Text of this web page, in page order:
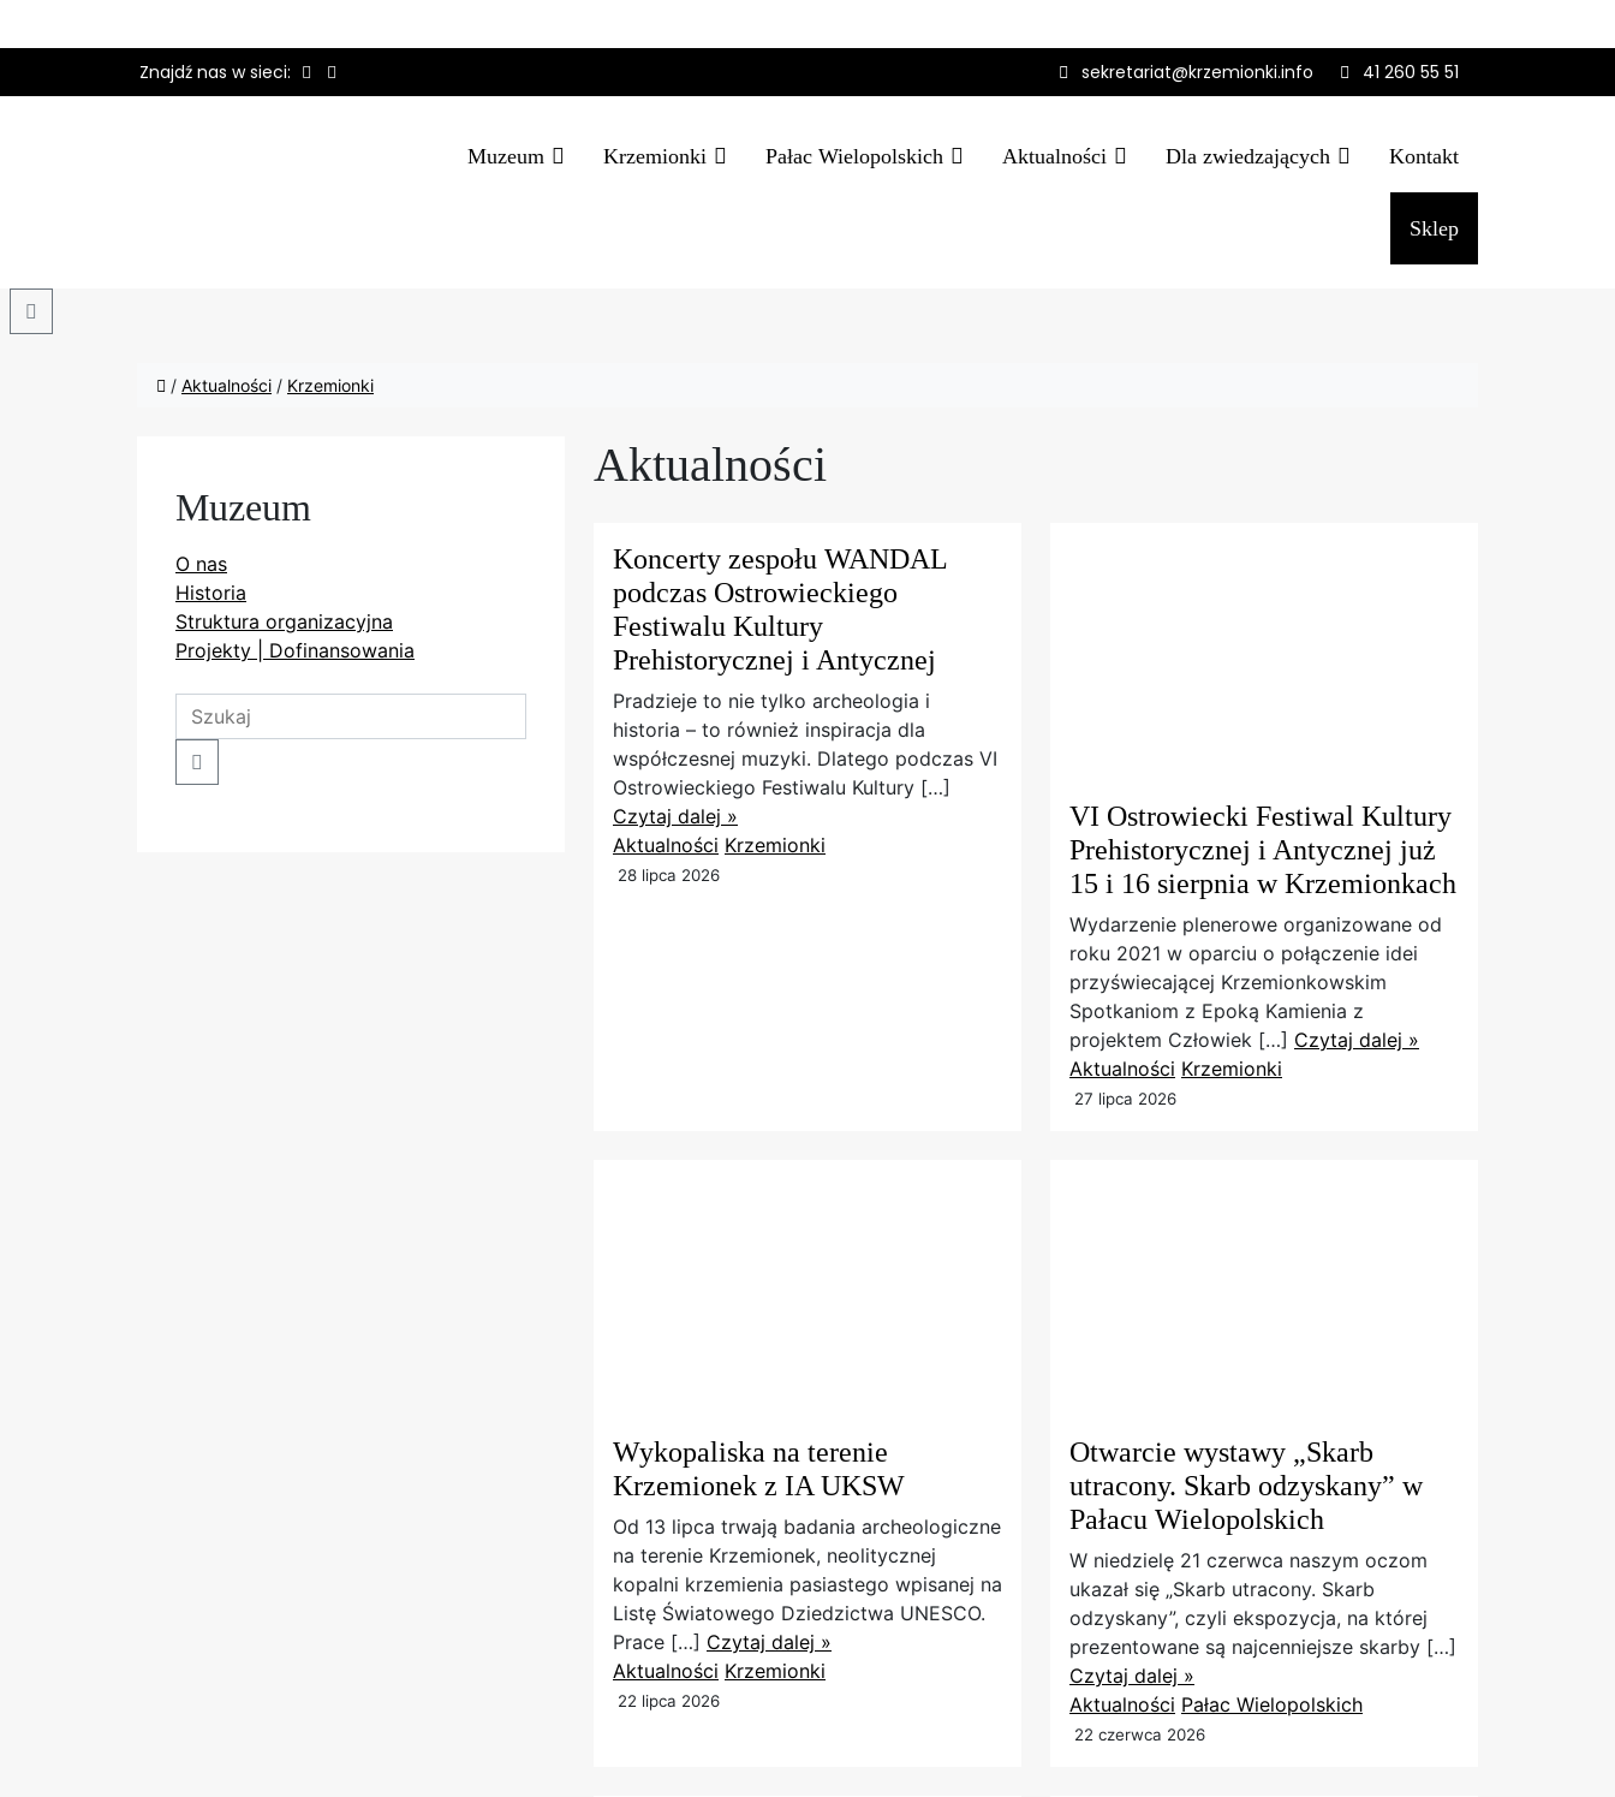
Znajdź nas w sieci: 41 260 55 51
sekretariat@krzemionki.info
Muzeum Krzemionki Pałac Wielopolskich Aktualności Dla zwiedzających Kontakt
Sklep
/ Aktualności / Krzemionki
Muzeum
O nas
Historia
Struktura organizacyjna
Projekty | Dofinansowania
Aktualności
Koncerty zespołu WANDAL
podczas Ostrowieckiego
Festiwalu Kultury
Prehistorycznej i Antycznej
Pradzieje to nie tylko archeologia i
historia – to również inspiracja dla
współczesnej muzyki. Dlatego podczas VI
Ostrowieckiego Festiwalu Kultury […]
Czytaj dalej »
Aktualności Krzemionki
28 lipca 2026
VI Ostrowiecki Festiwal Kultury
Prehistorycznej i Antycznej już
15 i 16 sierpnia w Krzemionkach
Wydarzenie plenerowe organizowane od
roku 2021 w oparciu o połączenie idei
przyświecającej Krzemionkowskim
Spotkaniom z Epoką Kamienia z
projektem Człowiek […] Czytaj dalej »
Aktualności Krzemionki
27 lipca 2026
Wykopaliska na terenie
Krzemionek z IA UKSW
Od 13 lipca trwają badania archeologiczne
na terenie Krzemionek, neolitycznej
kopalni krzemienia pasiastego wpisanej na
Listę Światowego Dziedzictwa UNESCO.
Prace […] Czytaj dalej »
Aktualności Krzemionki
22 lipca 2026
Otwarcie wystawy „Skarb
utracony. Skarb odzyskany” w
Pałacu Wielopolskich
W niedzielę 21 czerwca naszym oczom
ukazał się „Skarb utracony. Skarb
odzyskany”, czyli ekspozycja, na której
prezentowane są najcenniejsze skarby […]
Czytaj dalej »
Aktualności Pałac Wielopolskich
22 czerwca 2026